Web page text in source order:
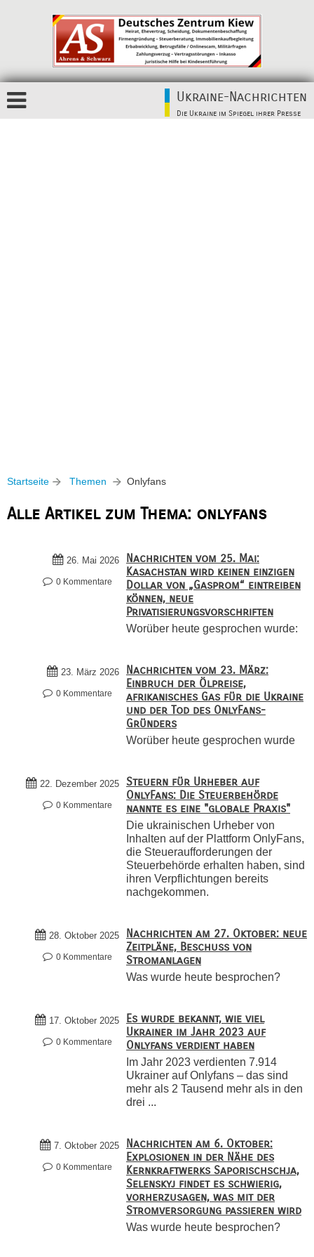
Ukraine-Nachrichten
Die Ukraine im Spiegel ihrer Presse
Startseite Themen Onlyfans
Alle Artikel zum Thema: onlyfans
26. Mai 2026
0 Kommentare
Nachrichten vom 25. Mai:
Kasachstan wird keinen einzigen
Dollar von „Gasprom“ eintreiben
können, neue
Privatisierungsvorschriften
Worüber heute gesprochen wurde:
23. März 2026
0 Kommentare
Nachrichten vom 23. März:
Einbruch der Ölpreise,
afrikanisches Gas für die Ukraine
und der Tod des OnlyFans-
Gründers
Worüber heute gesprochen wurde
22. Dezember 2025
0 Kommentare
Steuern für Urheber auf
OnlyFans: Die Steuerbehörde
nannte es eine "globale Praxis"
Die ukrainischen Urheber von
Inhalten auf der Plattform OnlyFans,
die Steueraufforderungen der
Steuerbehörde erhalten haben, sind
ihren Verpflichtungen bereits
nachgekommen.
28. Oktober 2025
0 Kommentare
Nachrichten am 27. Oktober: neue
Zeitpläne, Beschuss von
Stromanlagen
Was wurde heute besprochen?
17. Oktober 2025
0 Kommentare
Es wurde bekannt, wie viel
Ukrainer im Jahr 2023 auf
Onlyfans verdient haben
Im Jahr 2023 verdienten 7.914
Ukrainer auf Onlyfans – das sind
mehr als 2 Tausend mehr als in den
drei ...
7. Oktober 2025
0 Kommentare
Nachrichten am 6. Oktober:
Explosionen in der Nähe des
Kernkraftwerks Saporischschja,
Selenskyj findet es schwierig,
vorherzusagen, was mit der
Stromversorgung passieren wird
Was wurde heute besprochen?